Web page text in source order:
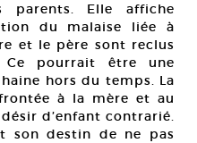
Elle affiche
du malaise liée à
et le père sont reclus
pourrait être une
hors du temps. La
à la mère et au
désir d’enfant contrarié.
son destin de ne pas